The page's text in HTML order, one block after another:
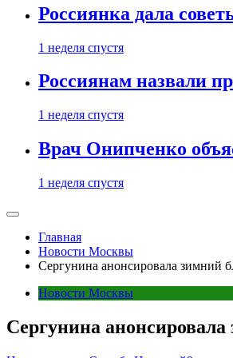
Россиянка дала
1 неделя спустя
Россиянам назвали
1 неделя спустя
Врач Онипченко
1 неделя спустя
Главная
Новости Москвы
Сергунина анонсировала зимний
Новости Москвы
Сергунина